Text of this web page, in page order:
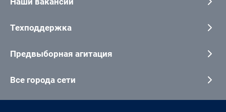
Техподдержка
Предвыборная агитация
Все города сети